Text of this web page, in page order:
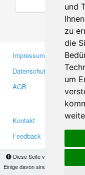
und
zu
die
um
Diese Seite verwendet
Einige davon sind notwendig,
Impressum
Datenschutzerklärung
AGB
Kontakt
Feedback